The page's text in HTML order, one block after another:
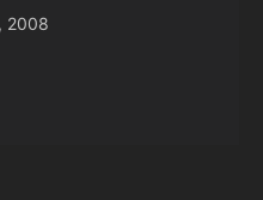
2008